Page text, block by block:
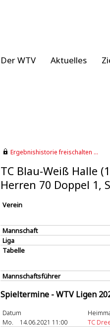
Der WTV Aktuelles
Ergebnishistorie freischalten ...
TC Blau-Weiß Halle
Herren 70 Doppel 1,
Verein
Mannschaft
Liga
Tabelle
Mannschaftsführer
Spieltermine - WTV Ligen
Datum
Mo.
14.06.2021 11:00 TC